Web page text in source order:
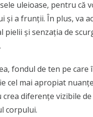
uleioase, pentru că
și a frunții. În plus, va
pielii și senzația de
fondul de ten pe care
cel mai apropiat
crea diferențe vizibile
corpului.